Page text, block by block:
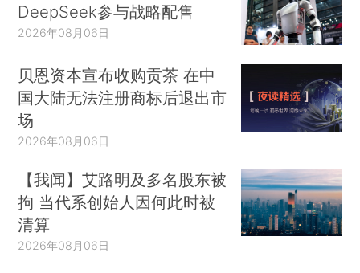
DeepSeek参与战略配售
2026年08月06日
贝恩资本宣布收购贡茶 在中
国大陆无法注册商标后退出市
场
2026年08月06日
【我闻】艾路明及多名股东被
拘 当代系创始人因何此时被
清算
2026年08月06日